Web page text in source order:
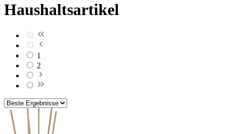
Haushaltsartikel
1
2